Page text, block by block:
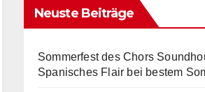
Neuste Beiträge
Sommerfest des Chors
Spanisches Flair bei bestem